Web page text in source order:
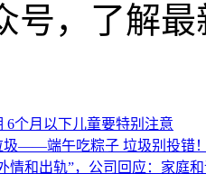
号，了解
6个月以下儿童要特别注意
圾——端午吃粽子 垃圾别投错
情和出轨”，公司回应：家庭